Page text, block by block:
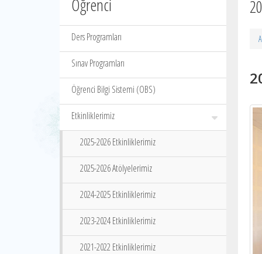
Öğrenci
Ders Programları
Sınav Programları
Öğrenci Bilgi Sistemi (OBS)
Etkinliklerimiz
2025-2026 Etkinliklerimiz
2025-2026 Atölyelerimiz
2024-2025 Etkinliklerimiz
2023-2024 Etkinliklerimiz
2021-2022 Etkinliklerimiz